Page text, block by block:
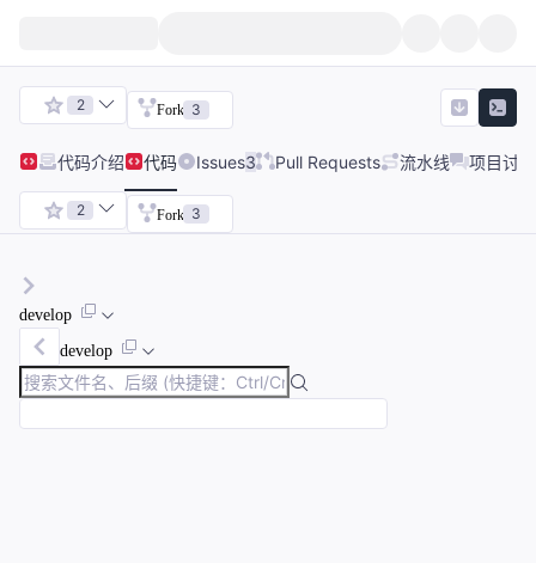
2 Fork 3
代码介绍 代码 Issues3 Pull Requests 流水线 项目讨论
2 Fork 3
develop
develop